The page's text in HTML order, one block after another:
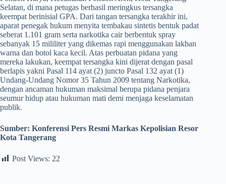
Selatan, di mana petugas berhasil meringkus tersangka
keempat berinisial GPA. Dari tangan tersangka terakhir ini,
aparat penegak hukum menyita tembakau sintetis bentuk padat
seberat 1.101 gram serta narkotika cair berbentuk spray
sebanyak 15 mililiter yang dikemas rapi menggunakan lakban
warna dan botol kaca kecil. Atas perbuatan pidana yang
mereka lakukan, keempat tersangka kini dijerat dengan pasal
berlapis yakni Pasal 114 ayat (2) juncto Pasal 132 ayat (1)
Undang-Undang Nomor 35 Tahun 2009 tentang Narkotika,
dengan ancaman hukuman maksimal berupa pidana penjara
seumur hidup atau hukuman mati demi menjaga keselamatan
publik.
Sumber: Konferensi Pers Resmi Markas Kepolisian Resor
Kota Tangerang
Post Views: 22